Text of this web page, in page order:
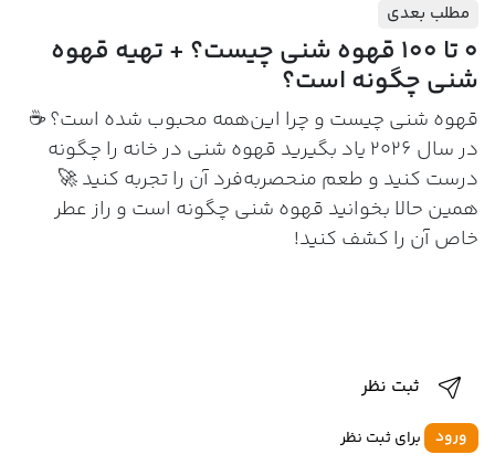
مطلب بعدی
0 تا 100 قهوه شنی چیست؟ + تهیه قهوه
شنی چگونه است؟
قهوه شنی چیست و چرا این‌همه محبوب شده است؟ ☕
در سال 2026 یاد بگیرید قهوه شنی در خانه را چگونه
درست کنید و طعم منحصربه‌فرد آن را تجربه کنید 🚀
همین حالا بخوانید قهوه شنی چگونه است و راز عطر
خاص آن را کشف کنید!
ثبت نظر
ورود برای ثبت نظر